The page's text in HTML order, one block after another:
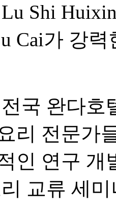
Shi
Cai가 강
국 완다호
리 전문가
인 연구 개
교류 세